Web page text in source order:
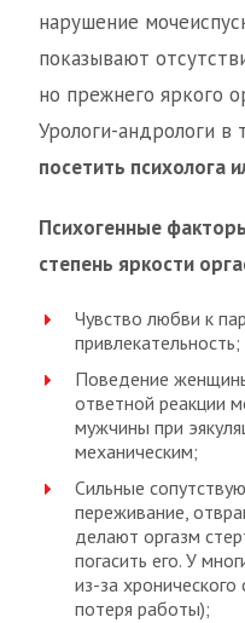
нарушение
показывают
но прежнего яркого
Урологи-андрологи в
посетить психолога
Психогенные
степень яркости
Чувство любви к
привлекательность;
Поведение
ответной реакции
мужчины при
механическим;
Сильные
переживание,
делают оргазм
погасить его. У
из-за хронического
потеря работы);